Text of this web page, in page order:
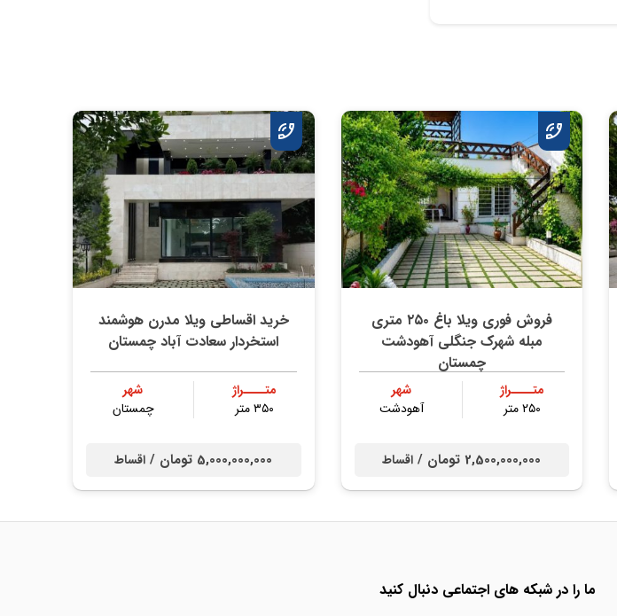
فروش فوری ویلا باغ ۲۵۰ متری
مبله شهرک جنگلی آهودشت
چمستان
متــــراژ
۲۵۰ متر
شهر
آهودشت
2,500,000,000 تومان / اقساط
خرید اقساطی ویلا مدرن هوشمند
استخردار سعادت آباد چمستان
متــــراژ
۳۵۰ متر
شهر
چمستان
5,000,000,000 تومان / اقساط
ما را در شبکه های اجتماعی دنبال کنید